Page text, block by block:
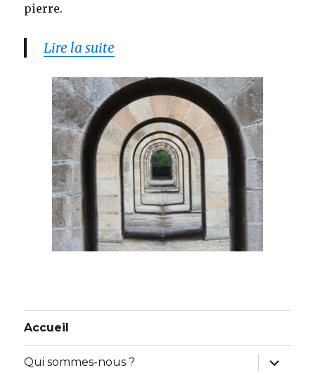
pierre.
Lire la suite
Accueil
Qui sommes-nous ?
ouvrir
le